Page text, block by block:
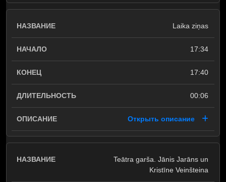
Laika ziņas
17:34
17:40
00:06
Открыть описание
Teātra garša. Jānis Jarāns un
Kristīne Veinšteina